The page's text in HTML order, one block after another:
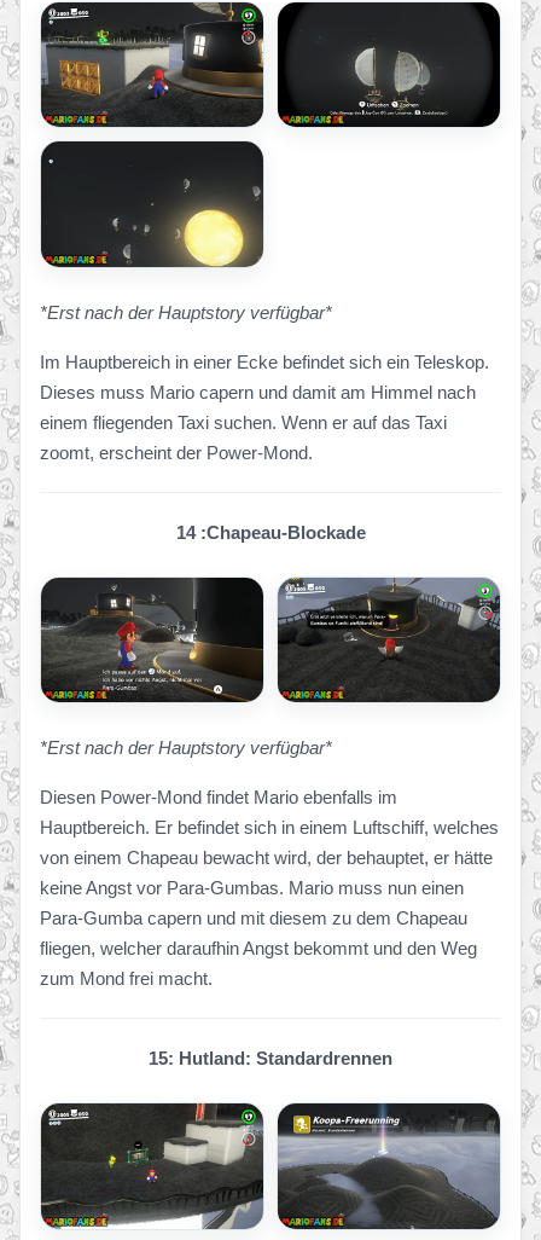
*Erst nach der Hauptstory verfügbar*
Im Hauptbereich in einer Ecke befindet sich ein Teleskop.
Dieses muss Mario capern und damit am Himmel nach
einem fliegenden Taxi suchen. Wenn er auf das Taxi
zoomt, erscheint der Power-Mond.
14 :Chapeau-Blockade
*Erst nach der Hauptstory verfügbar*
Diesen Power-Mond findet Mario ebenfalls im
Hauptbereich. Er befindet sich in einem Luftschiff, welches
von einem Chapeau bewacht wird, der behauptet, er hätte
keine Angst vor Para-Gumbas. Mario muss nun einen
Para-Gumba capern und mit diesem zu dem Chapeau
fliegen, welcher daraufhin Angst bekommt und den Weg
zum Mond frei macht.
15: Hutland: Standardrennen